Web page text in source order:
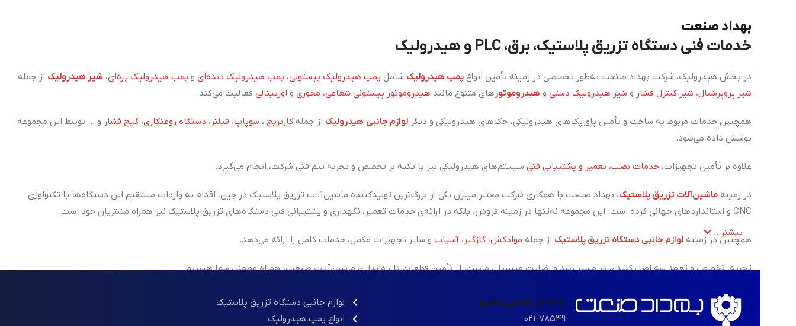
بهداد صنعت
خدمات فنی دستگاه تزریق پلاستیک، برق، PLC و هیدرولیک
در بخش هیدرولیک، شرکت بهداد صنعت به‌طور تخصصی در زمینه تأمین انواع پمپ هیدرولیک شامل پمپ هیدرولیک پیستونی، پمپ هیدرولیک دنده‌ای و پمپ هیدرولیک پره‌ای، شیر هیدرولیک از جمله
شیر پروپرشنال، شیر کنترل فشار و شیر هیدرولیک دستی و هیدروموتور های متنوع مانند هیدروموتور پیستونی شعاعی، محوری و اوربیتالی فعالیت می‌کند.
همچنین خدمات مربوط به ساخت و تأمین پاورپک‌های هیدرولیکی، جک‌های هیدرولیکی و دیگر لوازم جانبی هیدرولیک از جمله کارتریج ، سوپاپ، فیلتر ، دستگاه روغنکاری، گیج فشار و ... توسط این مجموعه
پوشش داده می‌شود.
علاوه بر تأمین تجهیزات، خدمات نصب، تعمیر و پشتیبانی فنی سیستم‌های هیدرولیکی نیز با تکیه بر تخصص و تجربه تیم فنی شرکت، انجام می‌گیرد.
در زمینه ماشین‌آلات تزریق پلاستیک، بهداد صنعت با همکاری شرکت معتبر مینزن یکی از بزرگ‌ترین تولیدکننده ماشین‌آلات تزریق پلاستیک در چین، اقدام به واردات مستقیم این دستگاه‌ها با تکنولوژی
CNC و استانداردهای جهانی کرده است. این مجموعه نه‌تنها در زمینه فروش، بلکه در ارائه‌ی خدمات تعمیر، نگهداری و پشتیبانی فنی دستگاه‌های تزریق پلاستیک نیز همراه مشتریان خود است.
همچنین در زمینه لوازم جانبی دستگاه تزریق پلاستیک از جمله موادکش، گازگیر ، آسیاب و سایر تجهیزات مکمل، خدمات کامل را ارائه می‌دهد.
تجربه، تخصص و تعهد سه اصل کلیدی در مسیر رشد و رضایت مشتریان ماست. از تأمین قطعات تا راه‌اندازی ماشین‌آلات صنعتی، همراه مطمئن شما هستیم.
بیشتر...
با ما در تماس باشید
۰۲۱-۷۸۵۴۹
لوازم جانبی دستگاه تزریق پلاستیک
انواع پمپ هیدرولیک